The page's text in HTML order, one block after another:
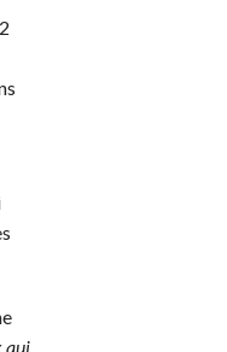
qui